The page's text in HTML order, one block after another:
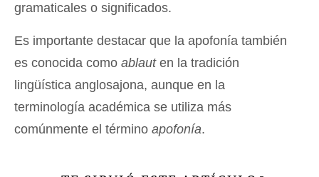
gramaticales o significados.
Es importante destacar que la apofonía también
es conocida como ablauten la tradición
lingüística anglosajona, aunque en la
terminología académica se utiliza más
comúnmente el término apofonía.